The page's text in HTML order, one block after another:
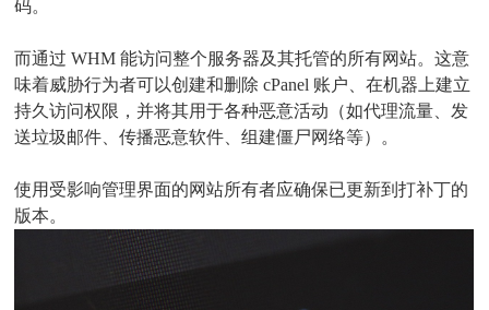
码。
而通过 WHM 能访问整个服务器及其托管的所有网站。这意
味着威胁行为者可以创建和删除 cPanel 账户、在机器上建立
持久访问权限，并将其用于各种恶意活动（如代理流量、发
送垃圾邮件、传播恶意软件、组建僵尸网络等）。
使用受影响管理界面的网站所有者应确保已更新到打补丁的
版本。